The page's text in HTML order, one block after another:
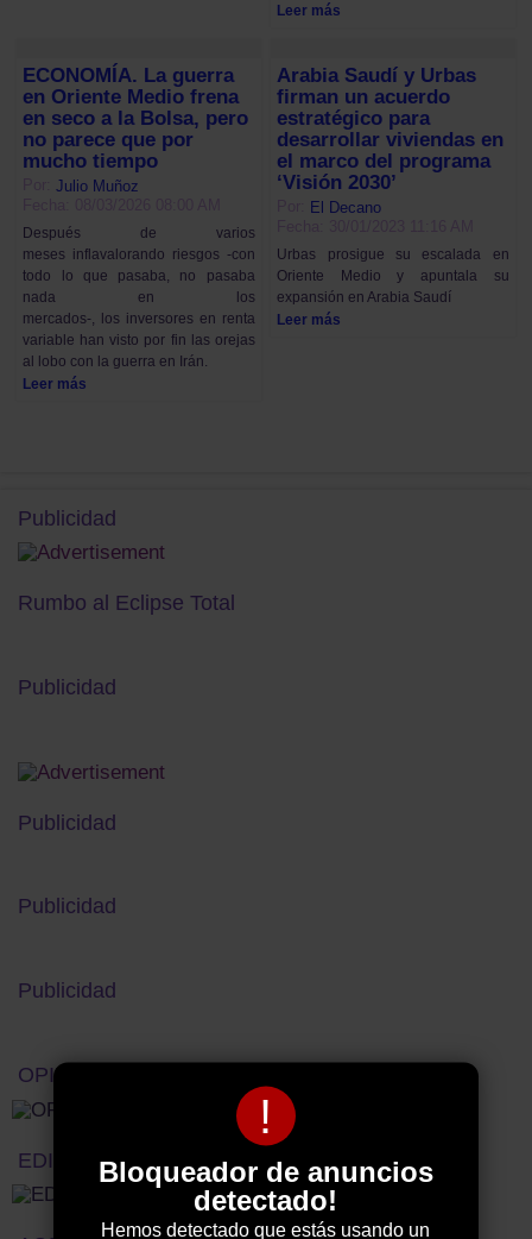
!
Bloqueador de anuncios
detectado!
Hemos detectado que estás usando un
Leer más
ECONOMÍA. La guerra
en Oriente Medio frena
en seco a la Bolsa, pero
no parece que por
mucho tiempo
Por:Julio Muñoz
Después de varios
meses inflavalorando riesgos -con
todo lo que pasaba, no pasaba
nada en los
mercados-, los inversores en renta
variable han visto por fin las orejas
al lobo con la guerra en Irán.
Leer más
Arabia Saudí y Urbas
firman un acuerdo
estratégico para
desarrollar viviendas en
el marco del programa
‘Visión 2030’
El Decano
Urbas prosigue su escalada en
Oriente Medio y apuntala su
expansión en Arabia Saudí
Leer más
Publicidad
Rumbo al Eclipse Total
Publicidad
Publicidad
Publicidad
Publicidad
OPINIÓN
EDITORIAL